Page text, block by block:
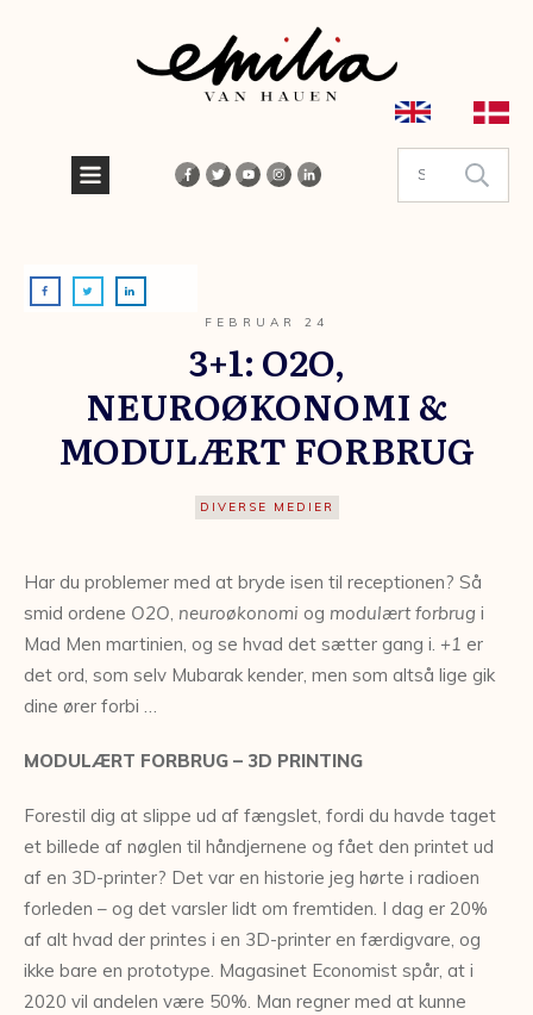
FEBRUAR 24
3+1: O2O,
NEUROØKONOMI &
MODULÆRT FORBRUG
DIVERSE MEDIER
Har du problemer med at bryde isen til receptionen? Så
smid ordene O2O neuroøkonomi og modulært forbrug i
Mad Men martinien, og se hvad det sætter gang i. +1 er
det ord, som selv Mubarak kender, men som altså lige gik
dine ører forbi …
MODULÆRT FORBRUG – 3D PRINTING
Forestil dig at slippe ud af fængslet, fordi du havde taget
et billede af nøglen til håndjernene og fået den printet ud
af en 3D-printer? Det var en historie jeg hørte i radioen
forleden – og det varsler lidt om fremtiden. I dag er 20%
af alt hvad der printes i en 3D-printer en færdigvare, og
ikke bare en prototype. Magasinet Economist spår, at i
2020 vil andelen være 50%. Man regner med at kunne